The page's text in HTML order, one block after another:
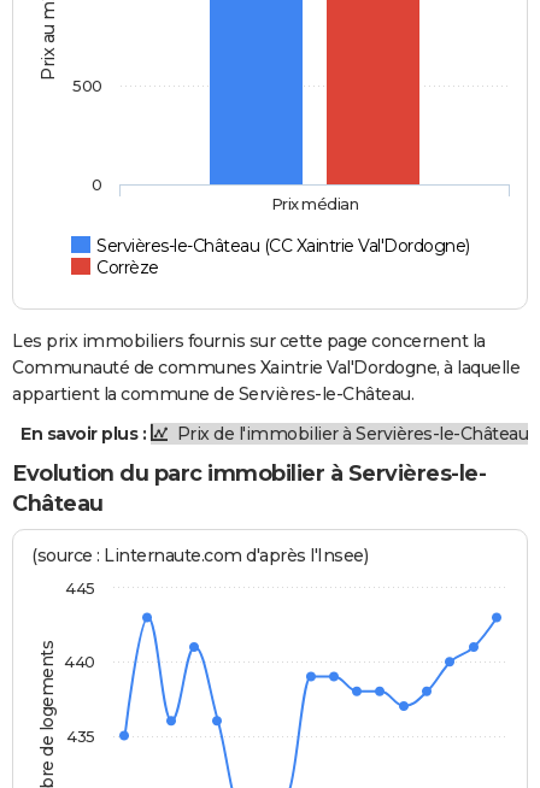
Prix au m2
Servières-le-Château (CC Xaintrie Val'Dordogne)
Corrèze
Prix médian
0
500
Les prix immobiliers fournis sur cette page concernent la
Communauté de communes Xaintrie Val'Dordogne, à laquelle
appartient la commune de Servières-le-Château.
En savoir plus :
Prix de l'immobilier à Servières-le-Château
Evolution du parc immobilier à Servières-le-
Château
Nombre de logements
(source : Linternaute.com d'après l'Insee)
435
440
445